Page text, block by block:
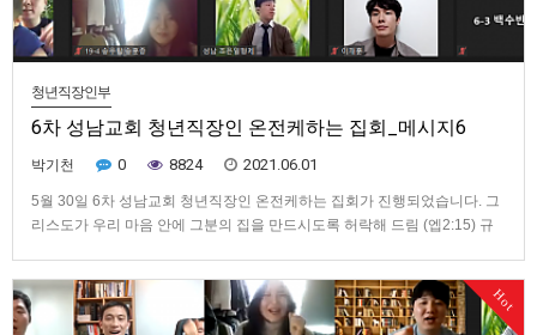
청년직장인부
6차 성남교회 청년직장인 온전케하는 집회_메시지6
박기천 0 8824 2021.06.01
5월 30일 6차 성남교회 청년직장인 온전케하는 집회가 진행되었습니다. 그
리스도가 우리 마음 안에 그분의 집을 만드시도록 허락해 드림 (엡2:15) 규
(엡3:17) 믿음을 통하여 그리스도께서 여러분의 마음에 거…
Hot